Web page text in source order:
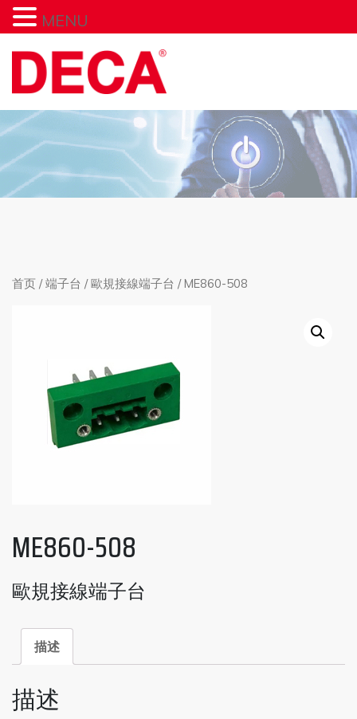
首页 /端子台 /歐規接線端子台 / ME860-508
ME860-508
歐規接線端子台
描述
描述
MENU